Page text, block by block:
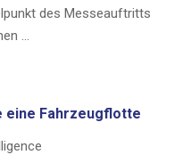
des Mes­se­auf­tritts
…
eine Fahr­zeug­flot­te